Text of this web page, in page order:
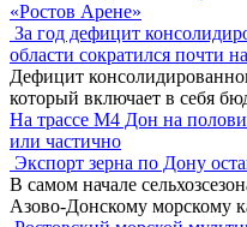
«Ростов Арене»
За год дефицит
области сократился почти
Дефицит
который включает в себя
На трассе М4 Дон на
или частично
Экспорт зерна по Дону
В самом начале
Азово-Донскому морскому